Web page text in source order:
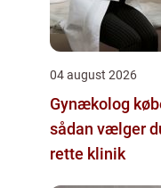
04 august 2026
Gynækolog
sådan vælger
rette klinik